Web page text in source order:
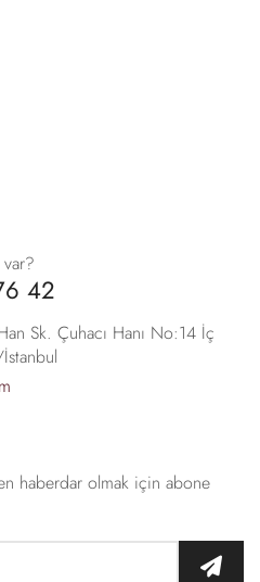
var?
42
Sk. Çuhacı Hanı No:14 İç
haberdar olmak için abone